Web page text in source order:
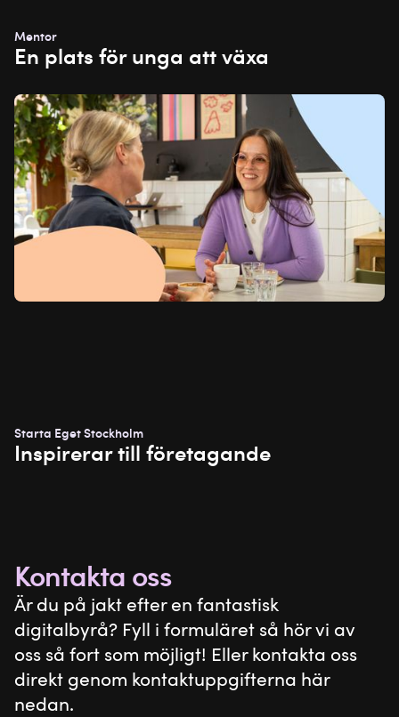
Mentor
En plats för unga att växa
Case
om
Starta
Eget
Stockholm
Starta Eget Stockholm
Inspirerar till företagande
Kontakta oss
Är du på jakt efter en fantastisk
digitalbyrå? Fyll i formuläret så hör vi av
oss så fort som möjligt! Eller kontakta oss
direkt genom kontaktuppgifterna här
nedan.